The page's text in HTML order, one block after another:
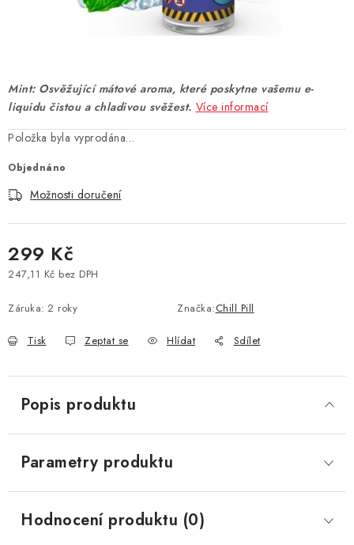
NIKOTINOVÝ FILM
PŘÍSLUŠENSTVÍ
Kontakty
Prodejny
Mint: Osvěžující mátové aroma, které poskytne vašemu e-
liquidu čistou a chladivou svěžest. Více informací
Položka byla vyprodána…
Objednáno
Možnosti doručení
299 Kč
247,11 Kč bez DPH
Záruka: 2 roky Značka:Chill Pill
Tisk Zeptat se Hlídat Sdílet
Popis produktu
Parametry produktu
Hodnocení produktu (0)